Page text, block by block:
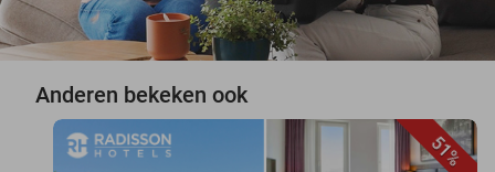
Anderen bekeken ook
51%